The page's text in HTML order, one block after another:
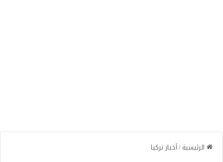
الرئيسية/أخبار تركيا